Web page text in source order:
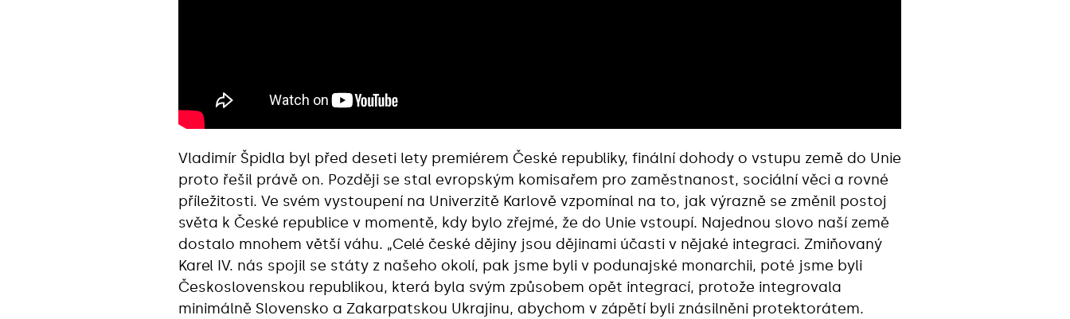
Vladimír Špidla byl před deseti lety premiérem České republiky, finální dohody o vstupu země do Unie
proto řešil právě on. Později se stal evropským komisařem pro zaměstnanost, sociální věci a rovné
příležitosti. Ve svém vystoupení na Univerzitě Karlově vzpomínal na to, jak výrazně se změnil postoj
světa k České republice v momentě, kdy bylo zřejmé, že do Unie vstoupí. Najednou slovo naší země
dostalo mnohem větší váhu. „Celé české dějiny jsou dějinami účasti v nějaké integraci. Zmiňovaný
Karel IV. nás spojil se státy z našeho okolí, pak jsme byli v podunajské monarchii, poté jsme byli
Československou republikou, která byla svým způsobem opět integrací, protože integrovala
minimálně Slovensko a Zakarpatskou Ukrajinu, abychom v zápětí byli znásilněni protektorátem.